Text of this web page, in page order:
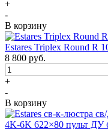
+
-
В корзину
Estares Triplex Round R
8 800 руб.
+
-
В корзину